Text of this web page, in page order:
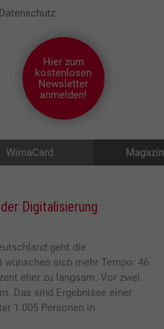
Datenschutz
Hier zum
kostenlosen
Newsletter
anmelden!
WimaCard Magazin
Digitalisierung
geht die
sich mehr Tempo: 46
eher zu langsam. Vor zwei
Das sind Ergebnisse einer
1.005 Personen in